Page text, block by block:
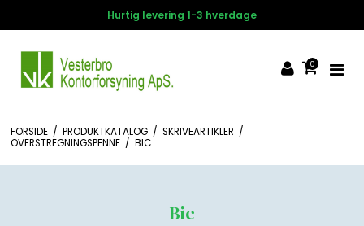
14 dages fortrydelsesret
0
FORSIDE / PRODUKTKATALOG / SKRIVEARTIKLER /
OVERSTREGNINGSPENNE / BIC
Bic